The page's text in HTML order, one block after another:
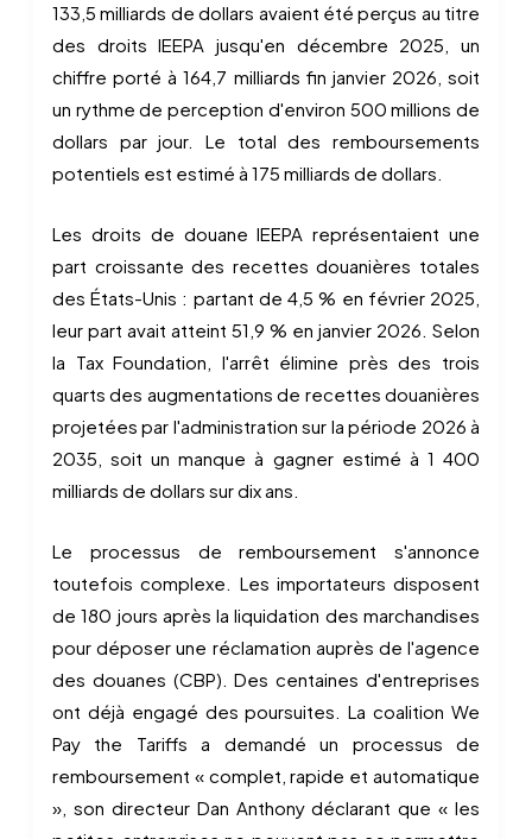
133,5 milliards de dollars avaient été perçus au titre
des droits IEEPA jusqu'en décembre 2025, un
chiffre porté à 164,7 milliards fin janvier 2026, soit
un rythme de perception d'environ 500 millions de
dollars par jour. Le total des remboursements
potentiels est estimé à 175 milliards de dollars.
Les droits de douane IEEPA représentaient une
part croissante des recettes douanières totales
des États-Unis : partant de 4,5 % en février 2025,
leur part avait atteint 51,9 % en janvier 2026. Selon
la Tax Foundation, l'arrêt élimine près des trois
quarts des augmentations de recettes douanières
projetées par l'administration sur la période 2026 à
2035, soit un manque à gagner estimé à 1 400
milliards de dollars sur dix ans.
Le processus de remboursement s'annonce
toutefois complexe. Les importateurs disposent
de 180 jours après la liquidation des marchandises
pour déposer une réclamation auprès de l'agence
des douanes (CBP). Des centaines d'entreprises
ont déjà engagé des poursuites. La coalition We
Pay the Tariffs a demandé un processus de
remboursement « complet, rapide et automatique
», son directeur Dan Anthony déclarant que « les